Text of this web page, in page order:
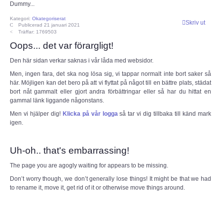
ECC
Provförrättning
Provfrågebank
Provfrågegruppen
IARU
IARU dokument
Dummy...
Skriv ut
Kategori: Okategoriserat
Publicerad 21 januari 2021
Träffar: 1769503
Oops... det var förargligt!
Den här sidan verkar saknas i vår låda med websidor.
Men, ingen fara, det ska nog lösa sig, vi tappar normalt inte bort saker så
här. Möjligen kan det bero på att vi flyttat på något till en bättre plats, städat
bort nåt gammalt eller gjort andra förbättringar eller så har du hittat en
gammal länk liggande någonstans.
Men vi hjälper dig! Klicka på vår loggaså tar vi dig tillbaka till känd mark
igen.
Uh-oh.. that's embarrassing!
The page you are agogly waiting for appears to be missing.
Don’t worry though, we don’t generally lose things! It might be that we had
to rename it, move it, get rid of it or otherwise move things around.